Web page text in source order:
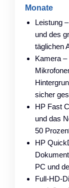
Monate
Leistung
und des
täglichen
Kamera
sicher
HP Fast
und das
50
HP
PC und
Full-HD-